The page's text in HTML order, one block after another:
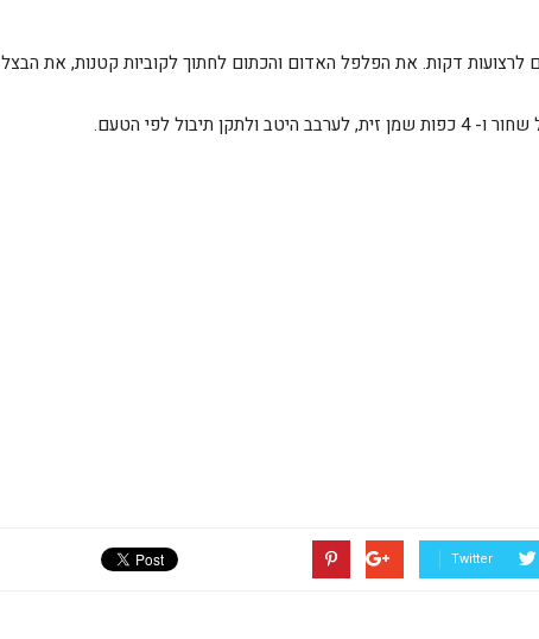
דקות. את הפלפל האדום והכתום לחתוך לקוביות קטנות, את הבצל
תיבול לפי הטעם.
Twitter